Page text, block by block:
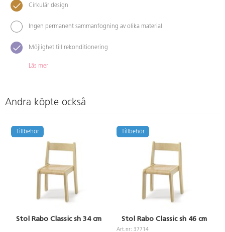
Cirkulär design
Ingen permanent sammanfogning av olika material
Möjlighet till rekonditionering
Läs mer
Andra köpte också
Tillbehör
Stol Rabo Classic sh 34 cm
Tillbehör
Stol Rabo Classic sh 46 cm
Art.nr: 37714